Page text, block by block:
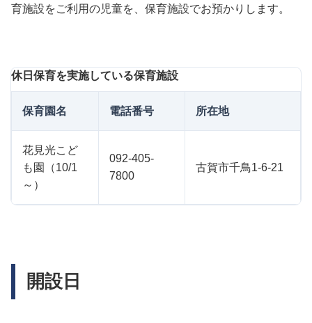
育施設をご利用の児童を、保育施設でお預かりします。
休日保育を実施している保育施設
保育園名 電話番号 所在地
花見光こど
も園（10/1
～）
092-405-
7800
古賀市千鳥1-6-21
開設日